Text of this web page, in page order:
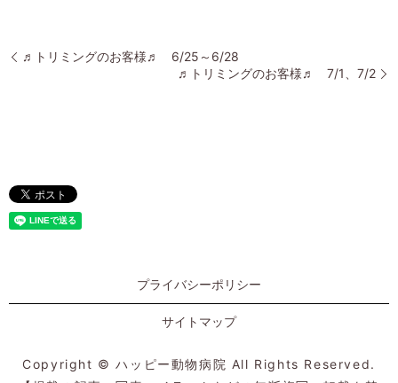
♬トリミングのお客様♬ 6/25～6/28
♬トリミングのお客様♬ 7/1、7/2
プライバシーポリシー
サイトマップ
Copyright © ハッピー動物病院 All Rights Reserved.